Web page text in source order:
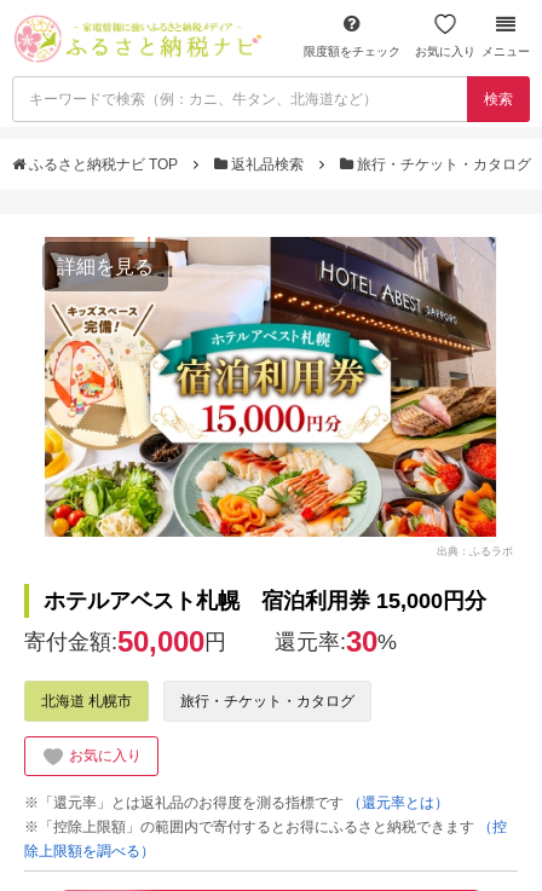
限度額をチェック お気に入り メニュー
検索
ふるさと納税ナビ TOP 返礼品検索 旅行・チケット・カタログ
詳細を見る
出典：ふるラボ
ホテルアベスト札幌 宿泊利用券 15,000円分
寄付金額:50,000円 還元率:30%
北海道 札幌市 旅行・チケット・カタログ
お気に入り
※「還元率」とは返礼品のお得度を測る指標です
（還元率とは）
※「控除上限額」の範囲内で寄付するとお得にふるさと納税できます
（控
除上限額を調べる）